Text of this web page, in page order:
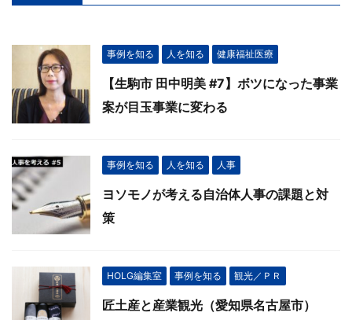
事例を知る 人を知る 健康福祉医療
【生駒市 田中明美 #7】ボツになった事業
案が目玉事業に変わる
事例を知る 人を知る 人事
ヨソモノが考える自治体人事の課題と対
策
HOLG編集室 事例を知る 観光／ＰＲ
匠土産と産業観光（愛知県名古屋市）